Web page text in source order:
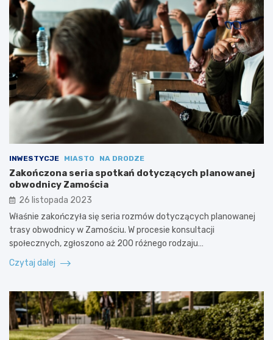
INWESTYCJE MIASTO NA DRODZE
Zakończona seria spotkań dotyczących planowanej
obwodnicy Zamościa
26 listopada 2023
Właśnie zakończyła się seria rozmów dotyczących planowanej
trasy obwodnicy w Zamościu. W procesie konsultacji
społecznych, zgłoszono aż 200 różnego rodzaju…
Czytaj dalej